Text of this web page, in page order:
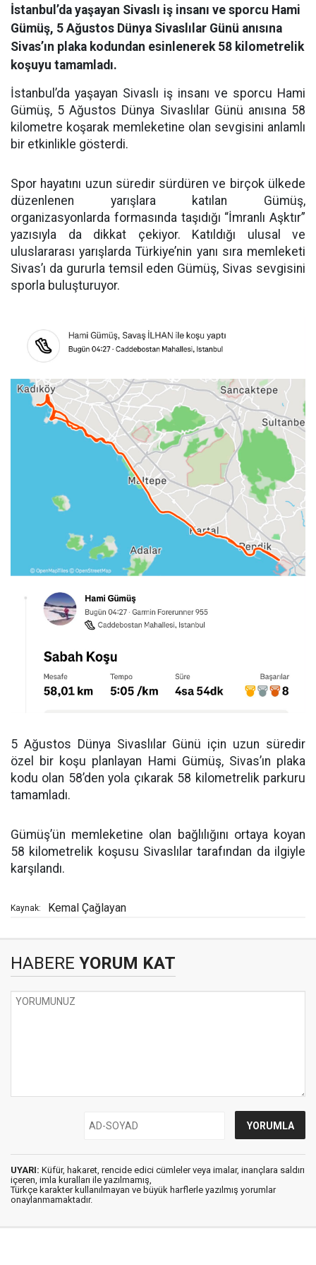
İstanbul’da yaşayan Sivaslı iş insanı ve sporcu Hami
Gümüş, 5 Ağustos Dünya Sivaslılar Günü anısına
Sivas’ın plaka kodundan esinlenerek 58 kilometrelik
koşuyu tamamladı.
İstanbul’da yaşayan Sivaslı iş insanı ve sporcu Hami
Gümüş, 5 Ağustos Dünya Sivaslılar Günü anısına 58
kilometre koşarak memleketine olan sevgisini anlamlı
bir etkinlikle gösterdi.
Spor hayatını uzun süredir sürdüren ve birçok ülkede
düzenlenen yarışlara katılan Gümüş,
organizasyonlarda formasında taşıdığı “İmranlı Aşktır”
yazısıyla da dikkat çekiyor. Katıldığı ulusal ve
uluslararası yarışlarda Türkiye’nin yanı sıra memleketi
Sivas’ı da gururla temsil eden Gümüş, Sivas sevgisini
sporla buluşturuyor.
5 Ağustos Dünya Sivaslılar Günü için uzun süredir
özel bir koşu planlayan Hami Gümüş, Sivas’ın plaka
kodu olan 58’den yola çıkarak 58 kilometrelik parkuru
tamamladı.
Gümüş’ün memleketine olan bağlılığını ortaya koyan
58 kilometrelik koşusu Sivaslılar tarafından da ilgiyle
karşılandı.
Kaynak: Kemal Çağlayan
HABERE YORUM KAT
UYARI: Küfür, hakaret, rencide edici cümleler veya imalar, inançlara saldırı
içeren, imla kuralları ile yazılmamış,
Türkçe karakter kullanılmayan ve büyük harflerle yazılmış yorumlar
onaylanmamaktadır.